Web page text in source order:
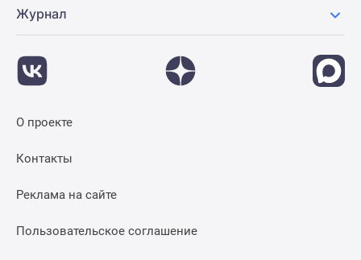
Журнал
О проекте
Контакты
Реклама на сайте
Пользовательское соглашение